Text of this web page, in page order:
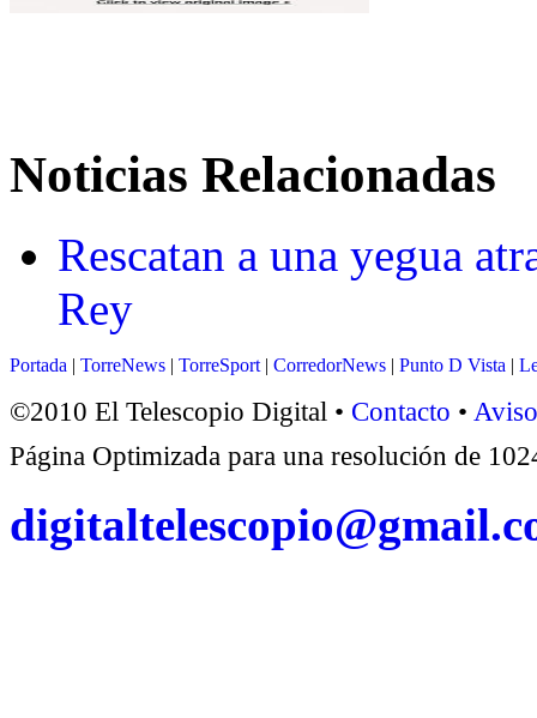
Noticias Relacionadas
Rescatan a una yegua
Rey
Portada | TorreNews | TorreSport | CorredorNews | Punto D Vista |
©2010 El Telescopio Digital • Contacto •
Página Optimizada para una resolución de